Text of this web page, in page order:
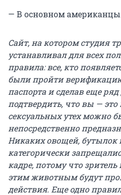
— В основном
Сайт, на котором студия
устанавливал для всех
правила: все, кто
были пройти
паспорта и сделав еще
подтвердить, что вы —
сексуальных утех можно
непосредственно
Никаких овощей, бутылок
категорически
кадре, потому что
этим животным будут
действия. Еще одно